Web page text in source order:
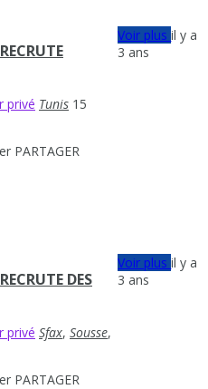
privé Tunis 15
PARTAGER
Voir plusil y a
3 ans
DES
privé Sfax, Sousse,
PARTAGER
Voir plusil y a
3 ans